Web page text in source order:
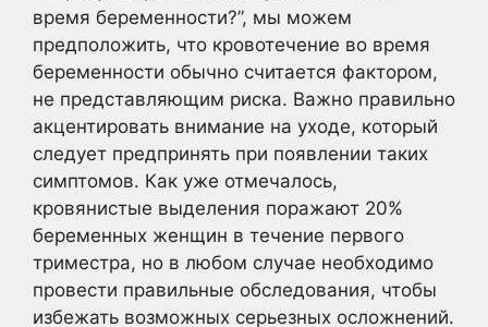
время беременности?”, мы можем
предположить, что кровотечение во время
беременности обычно считается фактором,
не представляющим риска. Важно правильно
акцентировать внимание на уходе, который
следует предпринять при появлении таких
симптомов. Как уже отмечалось,
кровянистые выделения поражают 20%
беременных женщин в течение первого
триместра, но в любом случае необходимо
провести правильные обследования, чтобы
избежать возможных серьезных осложнений.